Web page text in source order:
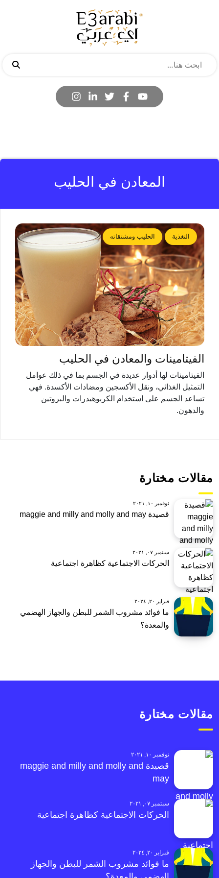
المعادن في الحليب
التغذية الحليب ومشتقاته
الفيتامينات والمعادن في الحليب
الفيتامينات لها أدوار عديدة في الجسم بما في ذلك عوامل
التمثيل الغذائي، ونقل الأكسجين ومضادات الأكسدة. فهي
تساعد الجسم على استخدام الكربوهيدرات والبروتين
والدهون.
مقالات مختارة
نوفمبر ١٠, ٢٠٢١
قصيدة maggie and milly and molly and may
سبتمبر ٠٧, ٢٠٢١
الحركات الاجتماعية كظاهرة اجتماعية
فبراير ٢٠, ٢٠٢٤
ما فوائد مشروب الشمر للبطن والجهاز الهضمي
والمعدة؟
مقالات مختارة
نوفمبر ١٠, ٢٠٢١
قصيدة maggie and milly and molly and
may
سبتمبر ٠٧, ٢٠٢١
الحركات الاجتماعية كظاهرة اجتماعية
فبراير ٢٠, ٢٠٢٤
ما فوائد مشروب الشمر للبطن والجهاز